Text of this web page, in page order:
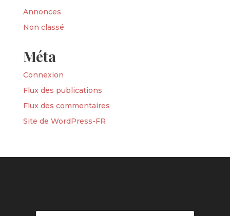
Annonces
Non classé
Méta
Connexion
Flux des publications
Flux des commentaires
Site de WordPress-FR